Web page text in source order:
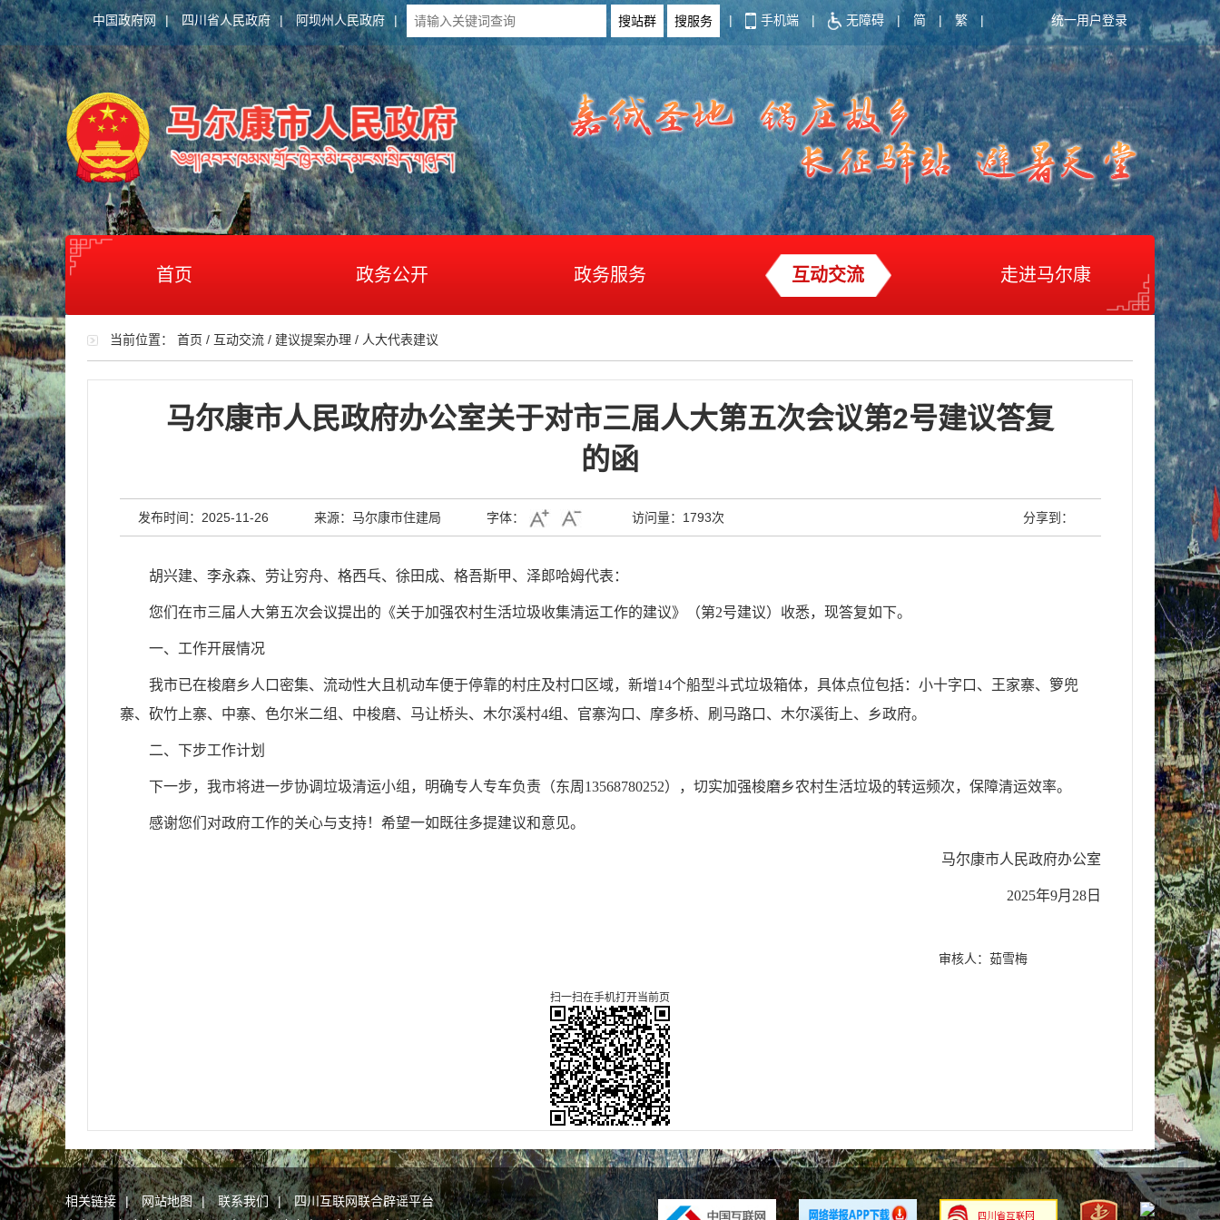
中国政府网 | 四川省人民政府 | 阿坝州人民政府 | | 手机端 | 无障碍 | 简 | 繁 | 统一用户登录
首页 政务公开 政务服务 互动交流 走进马尔康
当前位置： 首页 / 互动交流 / 建议提案办理 / 人大代表建议
马尔康市人民政府办公室关于对市三届人大第五次会议第2号建议答复
的函
发布时间：2025-11-26 来源：马尔康市住建局 字体： 访问量： 1793次 分享到：
胡兴建、李永森、劳让穷舟、格西乓、徐田成、格吾斯甲、泽郎哈姆代表：
您们在市三届人大第五次会议提出的《关于加强农村生活垃圾收集清运工作的建议》（第2号建议）收悉，现答复如下。
一、工作开展情况
我市已在梭磨乡人口密集、流动性大且机动车便于停靠的村庄及村口区域，新增14个船型斗式垃圾箱体，具体点位包括：小十字口、王家寨、箩兜
寨、砍竹上寨、中寨、色尔米二组、中梭磨、马让桥头、木尔溪村4组、官寨沟口、摩多桥、刷马路口、木尔溪街上、乡政府。
二、下步工作计划
下一步，我市将进一步协调垃圾清运小组，明确专人专车负责（东周13568780252），切实加强梭磨乡农村生活垃圾的转运频次，保障清运效率。
感谢您们对政府工作的关心与支持！希望一如既往多提建议和意见。
马尔康市人民政府办公室
2025年9月28日
审核人：茹雪梅
扫一扫在手机打开当前页
相关链接 | 网站地图 | 联系我们 |
四川互联网联合辟谣平台